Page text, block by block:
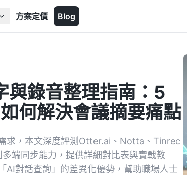
方案定價 Blog
錄音整理指南：5
何解決會議摘要痛點
求，本文深度評測Otter.ai、Notta、Tinrec
端同步能力，提供詳細對比表與實戰教
對話查詢」的差異化優勢，幫助職場人士